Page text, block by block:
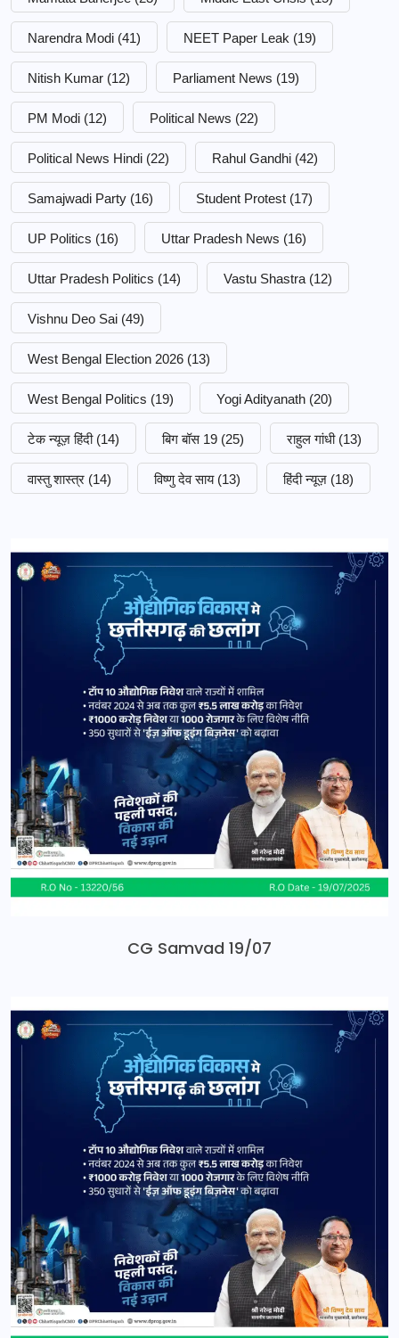
Narendra Modi (41) NEET Paper Leak (19)
Nitish Kumar (12) Parliament News (19)
PM Modi (12) Political News (22)
Political News Hindi (22) Rahul Gandhi (42)
Samajwadi Party (16) Student Protest (17)
UP Politics (16) Uttar Pradesh News (16)
Uttar Pradesh Politics (14) Vastu Shastra (12)
Vishnu Deo Sai (49)
West Bengal Election 2026 (13)
West Bengal Politics (19) Yogi Adityanath (20)
टेक न्यूज़ हिंदी (14) बिग बॉस 19 (25) राहुल गांधी (13)
वास्तु शास्त्र (14) विष्णु देव साय (13) हिंदी न्यूज़ (18)
CG Samvad 19/07